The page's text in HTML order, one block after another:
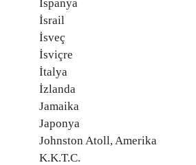
İspanya
İsrail
İsveç
İsviçre
İtalya
İzlanda
Jamaika
Japonya
Johnston Atoll, Amerika
K.K.T.C.